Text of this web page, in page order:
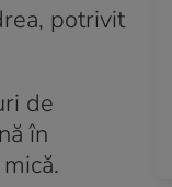
potrivit
de
în